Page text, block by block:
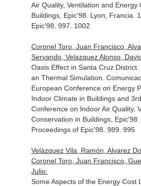
Air Quality, Ventilation and Energy
Buildings, Epic'98. Lyon, Francia.
Epic'98. 997. 1002
Coronel Toro, Juan Francisco,
Servando, Velazquez Alonso,
Oasis Effect in Santa Cruz
an Thermal Simulation.
European Conference on Energy
Indoor Climate in Buildings and
Conference on Indoor Air Quality,
Conservation in Buildings, Epic'98.
Proceedings of Epic'98. 989. 995
Velázquez Vila, Ramón, Alvarez
Coronel Toro, Juan Francisco,
Julio:
Some Aspects of the Energy Cost